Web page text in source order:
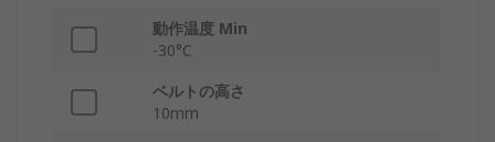
動作温度 Min
-30°C
ベルトの高さ
10mm